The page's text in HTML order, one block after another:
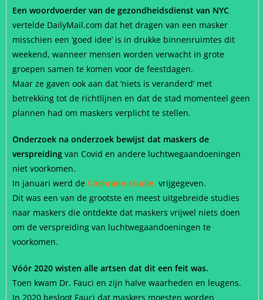
Een woordvoerder van de gezondheidsdienst van NYC
vertelde DailyMail.com dat het dragen van een masker
misschien een ‘goed idee’ is in drukke binnenruimtes dit
weekend, wanneer mensen worden verwacht in grote
groepen samen te komen voor de feestdagen.
Maar ze gaven ook aan dat ‘niets is veranderd’ met
betrekking tot de richtlijnen en dat de stad momenteel geen
plannen had om maskers verplicht te stellen.
Onderzoek na onderzoek bewijst dat maskers de
verspreiding van Covid en andere luchtwegaandoeningen
niet voorkomen.
In januari werd de Cochrane-studie vrijgegeven.
Dit was een van de grootste en meest uitgebreide studies
naar maskers die ontdekte dat maskers vrijwel niets doen
om de verspreiding van luchtwegaandoeningen te
voorkomen.
Vóór 2020 wisten alle artsen dat dit een feit was.
Toen kwam Dr. Fauci en zijn halve waarheden en leugens.
In 2020 besloot Fauci dat maskers moesten worden